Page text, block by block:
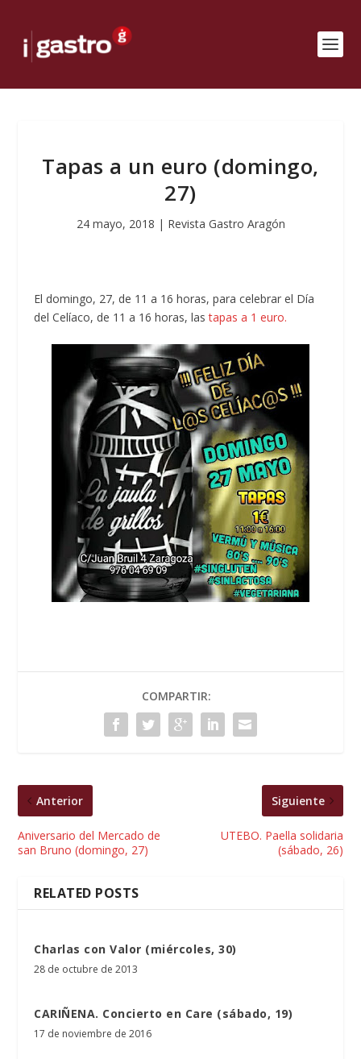
Tapas a un euro (domingo,
27)
24 mayo, 2018 | Revista Gastro Aragón
El domingo, 27, de 11 a 16 horas, para celebrar el Día
del Celíaco, de 11 a 16 horas, lastapas a 1 euro.
COMPARTIR:
Anterior
Aniversario del Mercado de
san Bruno (domingo, 27)
Siguiente
UTEBO. Paella solidaria
(sábado, 26)
RELATED POSTS
Charlas con Valor (miércoles, 30)
28 de octubre de 2013
CARIÑENA. Concierto en Care (sábado, 19)
17 de noviembre de 2016